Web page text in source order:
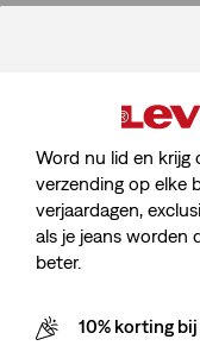
Sorry, We
Sorry voor het
Word nu lid en
verzending op elke
verjaardagen,
als je jeans worden
beter.
10% korting